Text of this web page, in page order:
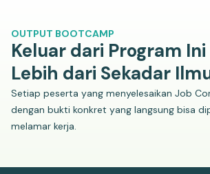
OUTPUT BOOTCAMP
Keluar dari Program
Lebih dari Sekadar
Setiap peserta yang menyelesaikan Job
dengan bukti konkret yang langsung bisa
melamar kerja.